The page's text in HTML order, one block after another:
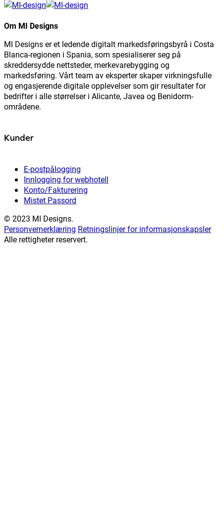
Om MI Designs
MI Designs er et ledende digitalt markedsføringsbyrå i Costa
Blanca-regionen i Spania, som spesialiserer seg på
skreddersydde nettsteder, merkevarebygging og
markedsføring. Vårt team av eksperter skaper virkningsfulle
og engasjerende digitale opplevelser som gir resultater for
bedrifter i alle størrelser i Alicante, Javea og Benidorm-
områdene.
Kunder
E-postpålogging
Innlogging for webhotell
Konto/Fakturering
Mistet Passord
© 2023 MI Designs.
Personvernerklæring Retningslinjer for informasjonskapsler
Alle rettigheter reservert.